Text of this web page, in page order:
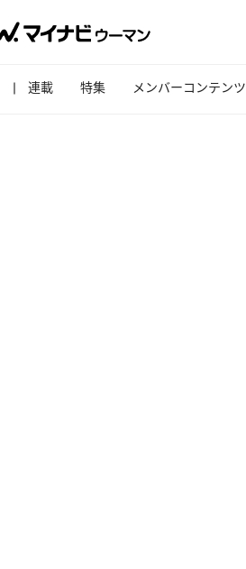
連載 特集 メンバーコンテンツ